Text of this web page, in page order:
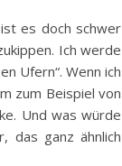
es doch schwer
Ich werde
Ufern“. Wenn ich
zum Beispiel von
Und was würde
das ganz ähnlich